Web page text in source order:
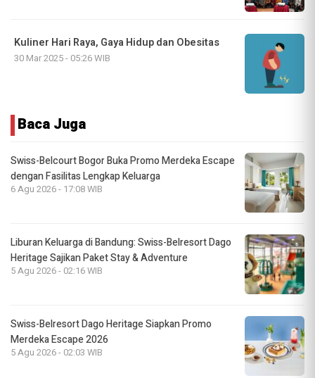
Kuliner Hari Raya, Gaya Hidup dan Obesitas
30 Mar 2025 - 05:26 WIB
Baca Juga
Swiss-Belcourt Bogor Buka Promo Merdeka Escape
dengan Fasilitas Lengkap Keluarga
6 Agu 2026 - 17:08 WIB
Liburan Keluarga di Bandung: Swiss-Belresort Dago
Heritage Sajikan Paket Stay & Adventure
5 Agu 2026 - 02:16 WIB
Swiss-Belresort Dago Heritage Siapkan Promo
Merdeka Escape 2026
5 Agu 2026 - 02:03 WIB